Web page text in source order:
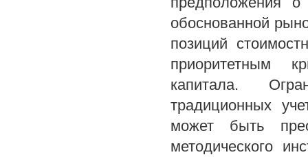
обоснованной
позиций
приоритетным
капитала.
традиционных
может быть
методического